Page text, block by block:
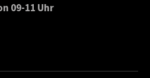
09-11 Uhr